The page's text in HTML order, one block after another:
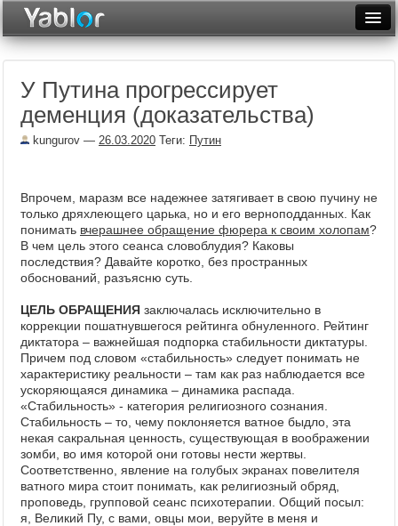
Неделя
Месяц
Архив
Фототоп
Видеотоп
У Путина прогрессирует
деменция (доказательства)
kungurov — 26.03.2020 Теги: Путин
Впрочем, маразм все надежнее затягивает в свою пучину не
только дряхлеющего царька, но и его верноподданных. Как
понимать вчерашнее обращение фюрера к своим холопам?
В чем цель этого сеанса словоблудия? Каковы
последствия? Давайте коротко, без пространных
обоснований, разъясню суть.
ЦЕЛЬ ОБРАЩЕНИЯ заключалась исключительно в
коррекции пошатнувшегося рейтинга обнуленного. Рейтинг
диктатора – важнейшая подпорка стабильности диктатуры.
Причем под словом «стабильность» следует понимать не
характеристику реальности – там как раз наблюдается все
ускоряющаяся динамика – динамика распада.
«Стабильность» - категория религиозного сознания.
Стабильность – то, чему поклоняется ватное быдло, эта
некая сакральная ценность, существующая в воображении
зомби, во имя которой они готовы нести жертвы.
Соответственно, явление на голубых экранах повелителя
ватного мира стоит понимать, как религиозный обряд,
проповедь, групповой сеанс психотерапии. Общий посыл:
я, Великий Пу, с вами, овцы мои, веруйте в меня и